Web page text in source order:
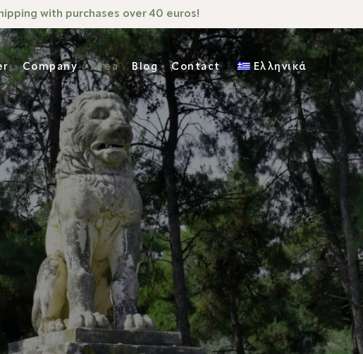
with purchases over 40 euros!
Company Area Blog Contact Ελληνικά